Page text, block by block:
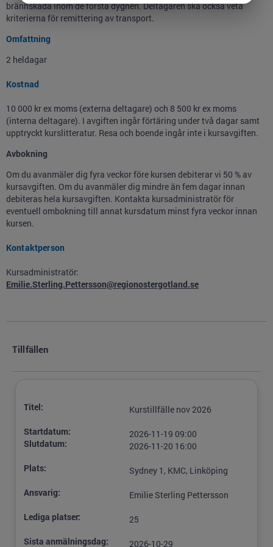
brännskada inom de första dygnen. Deltagaren ska också veta
kriterierna för remittering av transport.
Omfattning
2 heldagar
Kostnad
10 000 kr ex moms (externa deltagare) och 8 500 kr ex moms
(interna deltagare). I avgiften ingår förtäring under två dagar samt
upptryckt kurslitteratur. Resa och boende ingår inte i kursavgiften.
Avbokning
Om du avanmäler dig fyra veckor före kursen debiterar vi 50 % av
kursavgiften. Om du avanmäler dig mindre än fem dagar innan
debiteras hela kursavgiften. Kontakta kursadministratör för
eventuell ombokning till annat kursdatum minst fyra veckor innan
kursen.
Kontaktperson
Kursadministratör:
Emilie.Sterling.Pettersson@regionostergotland.se
Tillfällen
Titel:
Kurstillfälle nov 2026
Startdatum:
Slutdatum:
2026-11-19 09:00
2026-11-20 16:00
Plats:
Sydney 1, KMC, Linköping
Ansvarig:
Emilie Sterling Pettersson
Lediga platser:
25
Sista anmälningsdag:
2026-10-29